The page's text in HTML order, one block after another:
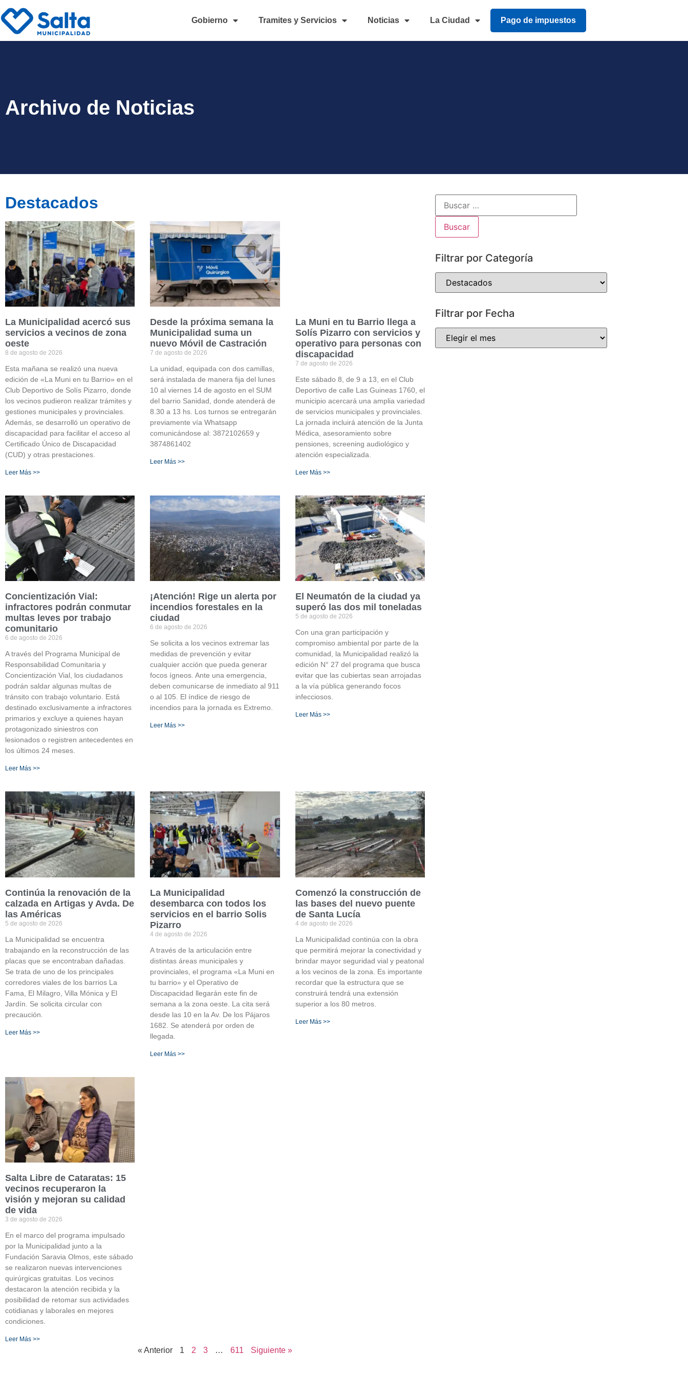
Gobierno Tramites y Servicios Noticias La Ciudad Pago de impuestos
Archivo de Noticias
Destacados
La Municipalidad acercó sus
servicios a vecinos de zona
oeste
8 de agosto de 2026
Esta mañana se realizó una nueva
edición de «La Muni en tu Barrio» en el
Club Deportivo de Solís Pizarro, donde
los vecinos pudieron realizar trámites y
gestiones municipales y provinciales.
Además, se desarrolló un operativo de
discapacidad para facilitar el acceso al
Certificado Único de Discapacidad
(CUD) y otras prestaciones.
Leer Más >>
Desde la próxima semana la
Municipalidad suma un
nuevo Móvil de Castración
7 de agosto de 2026
La unidad, equipada con dos camillas,
será instalada de manera fija del lunes
10 al viernes 14 de agosto en el SUM
del barrio Sanidad, donde atenderá de
8.30 a 13 hs. Los turnos se entregarán
previamente vía Whatsapp
comunicándose al: 3872102659 y
3874861402
Leer Más >>
La Muni en tu Barrio llega a
Solís Pizarro con servicios y
operativo para personas con
discapacidad
7 de agosto de 2026
Este sábado 8, de 9 a 13, en el Club
Deportivo de calle Las Guineas 1760, el
municipio acercará una amplia variedad
de servicios municipales y provinciales.
La jornada incluirá atención de la Junta
Médica, asesoramiento sobre
pensiones, screening audiológico y
atención especializada.
Leer Más >>
Concientización Vial:
infractores podrán conmutar
multas leves por trabajo
comunitario
6 de agosto de 2026
A través del Programa Municipal de
Responsabilidad Comunitaria y
Concientización Vial, los ciudadanos
podrán saldar algunas multas de
tránsito con trabajo voluntario. Está
destinado exclusivamente a infractores
primarios y excluye a quienes hayan
protagonizado siniestros con
lesionados o registren antecedentes en
los últimos 24 meses.
Leer Más >>
¡Atención! Rige un alerta por
incendios forestales en la
ciudad
6 de agosto de 2026
Se solicita a los vecinos extremar las
medidas de prevención y evitar
cualquier acción que pueda generar
focos ígneos. Ante una emergencia,
deben comunicarse de inmediato al 911
o al 105. El índice de riesgo de
incendios para la jornada es Extremo.
Leer Más >>
El Neumatón de la ciudad ya
superó las dos mil toneladas
5 de agosto de 2026
Con una gran participación y
compromiso ambiental por parte de la
comunidad, la Municipalidad realizó la
edición N° 27 del programa que busca
evitar que las cubiertas sean arrojadas
a la vía pública generando focos
infecciosos.
Leer Más >>
Continúa la renovación de la
calzada en Artigas y Avda. De
las Américas
5 de agosto de 2026
La Municipalidad se encuentra
trabajando en la reconstrucción de las
placas que se encontraban dañadas.
Se trata de uno de los principales
corredores viales de los barrios La
Fama, El Milagro, Villa Mónica y El
Jardín. Se solicita circular con
precaución.
Leer Más >>
La Municipalidad
desembarca con todos los
servicios en el barrio Solis
Pizarro
4 de agosto de 2026
A través de la articulación entre
distintas áreas municipales y
provinciales, el programa «La Muni en
tu barrio» y el Operativo de
Discapacidad llegarán este fin de
semana a la zona oeste. La cita será
desde las 10 en la Av. De los Pájaros
1682. Se atenderá por orden de
llegada.
Leer Más >>
Comenzó la construcción de
las bases del nuevo puente
de Santa Lucía
4 de agosto de 2026
La Municipalidad continúa con la obra
que permitirá mejorar la conectividad y
brindar mayor seguridad vial y peatonal
a los vecinos de la zona. Es importante
recordar que la estructura que se
construirá tendrá una extensión
superior a los 80 metros.
Leer Más >>
Salta Libre de Cataratas: 15
vecinos recuperaron la
visión y mejoran su calidad
de vida
3 de agosto de 2026
En el marco del programa impulsado
por la Municipalidad junto a la
Fundación Saravia Olmos, este sábado
se realizaron nuevas intervenciones
quirúrgicas gratuitas. Los vecinos
destacaron la atención recibida y la
posibilidad de retomar sus actividades
cotidianas y laborales en mejores
condiciones.
Leer Más >>
« Anterior 1 2 3 … 611 Siguiente »
Filtrar por Categoría
Filtrar por Fecha